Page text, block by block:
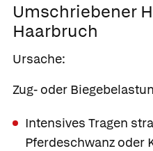
Umschriebener
Haarbruch
Ursache:
Zug- oder
Intensives Tragen
Pferdeschwanz oder